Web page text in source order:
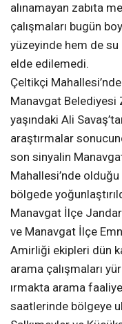
alınamayan zabıta
çalışmaları bugün
yüzeyinde hem de su
elde edilemedi.
Çeltikçi
Manavgat Belediyesi
yaşındaki Ali
araştırmalar
son sinyalin
Mahallesi’nde
bölgede
Manavgat İlçe
ve Manavgat İlçe
Amirliği ekipleri dün
arama çalışmaları
ırmakta arama
saatlerinde bölgeye